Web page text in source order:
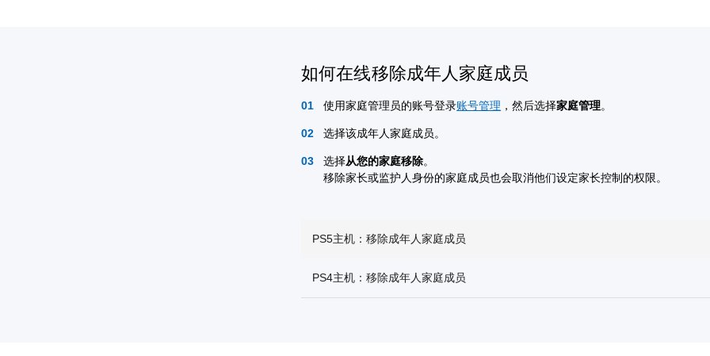
如何在线移除成年人家庭成员
使用家庭管理员的账号登录账号管理 ，然后选择家庭管理。
选择该成年人家庭成员。
选择从您的家庭移除。
移除家长或监护人身份的家庭成员也会取消他们设定家长控制的权限。
PS5主机：移除成年人家庭成员
PS4主机：移除成年人家庭成员